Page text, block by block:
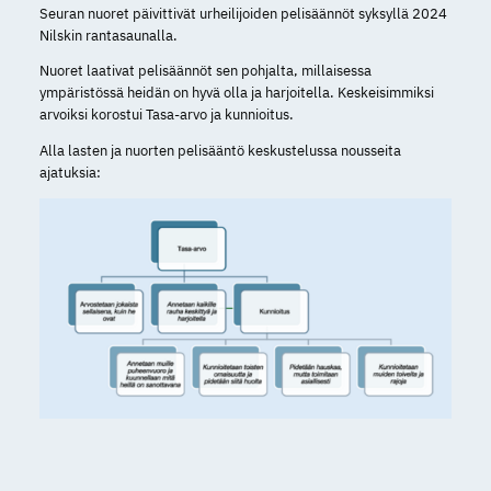
Seuran nuoret päivittivät urheilijoiden pelisäännöt syksyllä 2024
Nilskin rantasaunalla.
Nuoret laativat pelisäännöt sen pohjalta, millaisessa
ympäristössä heidän on hyvä olla ja harjoitella. Keskeisimmiksi
arvoiksi korostui Tasa-arvo ja kunnioitus.
Alla lasten ja nuorten pelisääntö keskustelussa nousseita
ajatuksia: